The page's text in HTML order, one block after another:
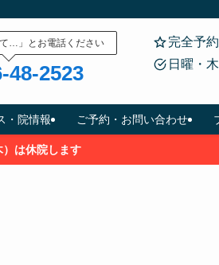
・院情報 ご予約・お問い合わせ
て…」とお電話ください
48-2523
完全予約
日曜・
は休院します